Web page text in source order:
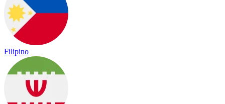
Filipino